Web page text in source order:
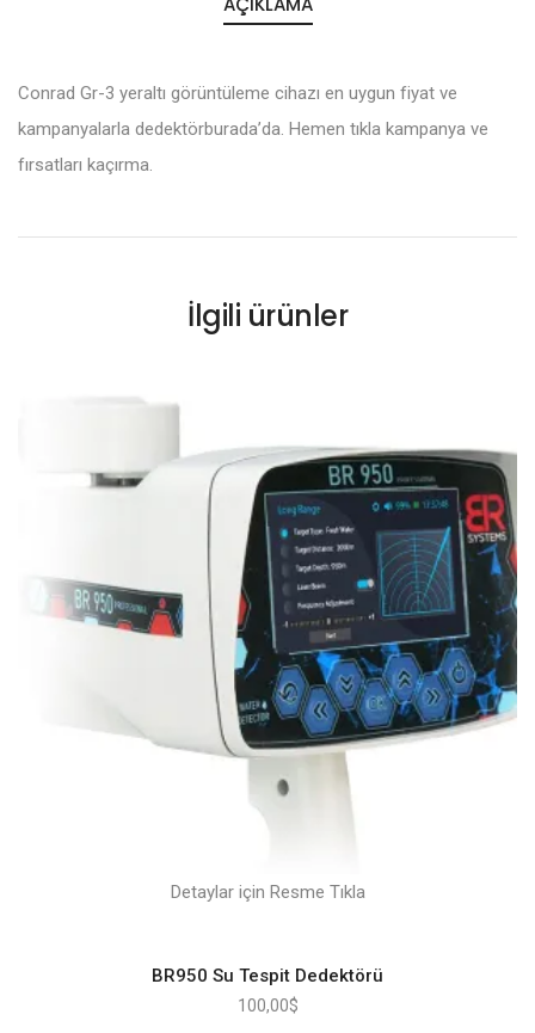
Conrad Gr-3 yeraltı görüntüleme cihazı en uygun fiyat ve
kampanyalarla dedektörburada’da. Hemen tıkla kampanya ve
fırsatları kaçırma.
İlgili ürünler
Detaylar için Resme Tıkla
BR950 Su Tespit Dedektörü
100,00$